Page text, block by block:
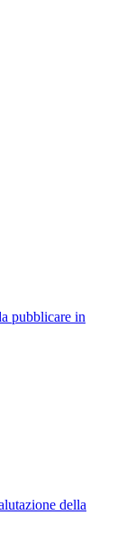
pubblicare in
della